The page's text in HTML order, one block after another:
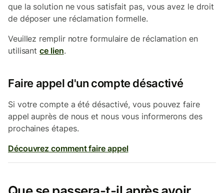
que la solution ne vous satisfait pas, vous avez le droit
de déposer une réclamation formelle.
Veuillez remplir notre formulaire de réclamation en
utilisantce lien.
Faire appel d'un compte désactivé
Si votre compte a été désactivé, vous pouvez faire
appel auprès de nous et nous vous informerons des
prochaines étapes.
Découvrez comment faire appel